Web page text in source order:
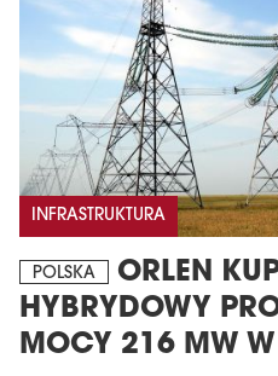
INFRASTRUKTURA
POLSKA
ORLEN
HYBRYDOWY
MOCY 216 MW W